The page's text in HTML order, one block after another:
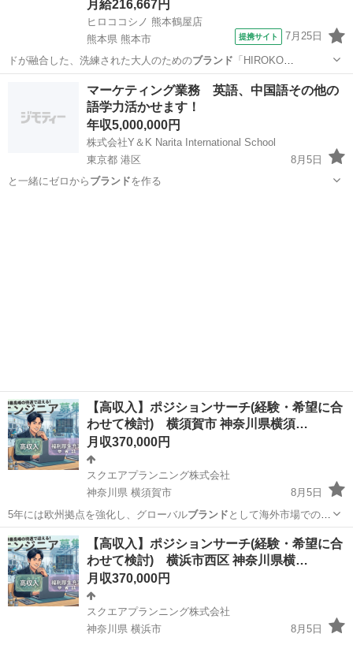
月給216,667円
ヒロココシノ 熊本鶴屋店
熊本県 熊本市
提携サイト 7月25日
ドが融合した、洗練された大人のためのブランド 「HIROKO
KOSHINO（ヒロ…
ファッション
マーケティング業務 英語、中国語その他の
語学力活かせます！
年収5,000,000円
株式会社Y＆K Narita International School
東京都 港区
8月5日
と一緒にゼロから ブランドを作る
【高収入】ポジションサーチ(経験・希望に合
わせて検討) 横須賀市 神奈川県横須…
月収370,000円
スクエアプランニング株式会社
神奈川県 横須賀市
8月5日
5年には欧州拠点を強化し、グローバルブランド として海外市場での存
在感をさらに高め…
神奈川 横須賀市 その他
【高収入】ポジションサーチ(経験・希望に合
わせて検討) 横浜市西区 神奈川県横…
月収370,000円
スクエアプランニング株式会社
神奈川県 横浜市
8月5日